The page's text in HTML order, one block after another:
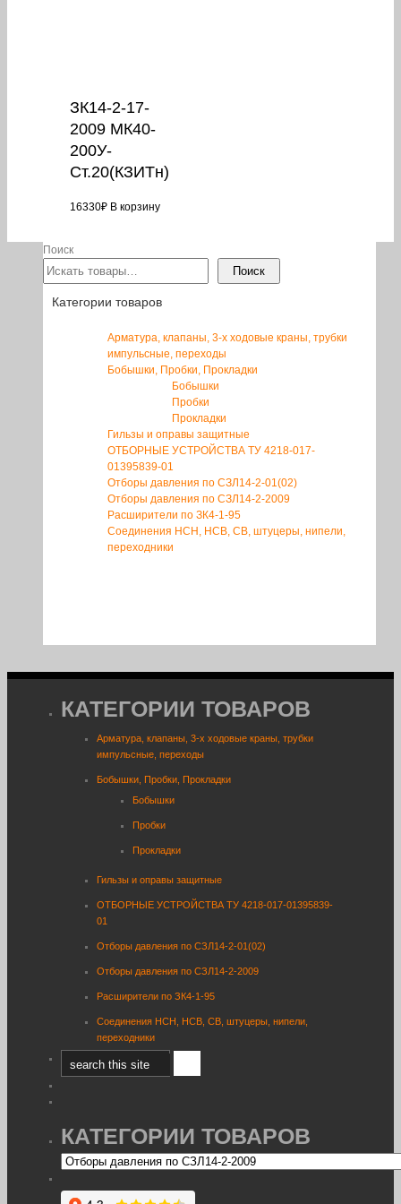
ЗК14-2-17-
2009 МК40-
200У-
Ст.20(КЗИТн)
16330₽ В корзину
Поиск
Поиск
Категории товаров
Арматура, клапаны, 3-х ходовые краны, трубки
импульсные, переходы
Бобышки, Пробки, Прокладки
Бобышки
Пробки
Прокладки
Гильзы и оправы защитные
ОТБОРНЫЕ УСТРОЙСТВА ТУ 4218-017-
01395839-01
Отборы давления по СЗЛ14-2-01(02)
Отборы давления по СЗЛ14-2-2009
Расширители по ЗК4-1-95
Соединения НСН, НСВ, СВ, штуцеры, нипели,
переходники
КАТЕГОРИИ ТОВАРОВ
Арматура, клапаны, 3-х ходовые краны, трубки
импульсные, переходы
Бобышки, Пробки, Прокладки
Бобышки
Пробки
Прокладки
Гильзы и оправы защитные
ОТБОРНЫЕ УСТРОЙСТВА ТУ 4218-017-01395839-
01
Отборы давления по СЗЛ14-2-01(02)
Отборы давления по СЗЛ14-2-2009
Расширители по ЗК4-1-95
Соединения НСН, НСВ, СВ, штуцеры, нипели,
переходники
КАТЕГОРИИ ТОВАРОВ